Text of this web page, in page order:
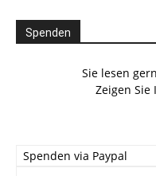
Spenden
Sie lesen
Zeigen Sie
Spenden via Paypal